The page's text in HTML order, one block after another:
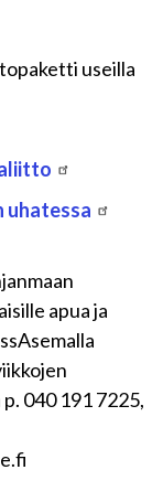
useilla
uhatessa
apua ja
040 191 7225,